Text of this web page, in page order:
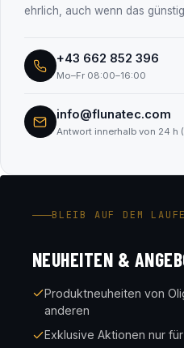
ehrlich, auch wenn das
+43 662 852 396
Mo–Fr 08:00–16:00
info@flunatec.com
Antwort innerhalb von 24 h
BLEIB AUF DEM
NEUHEITEN &
Produktneuheiten von
anderen
Exklusive Aktionen nur